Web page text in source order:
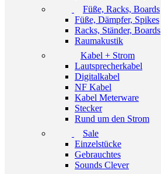
Füße, Racks, Boards
Füße, Dämpfer, Spikes
Racks, Ständer, Boards
Raumakustik
Kabel + Strom
Lautsprecherkabel
Digitalkabel
NF Kabel
Kabel Meterware
Stecker
Rund um den Strom
Sale
Einzelstücke
Gebrauchtes
Sounds Clever